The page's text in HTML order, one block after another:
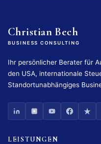
Christian Bech
BUSINESS CONSULTING
Ihr persönlicher Berater für
den USA, internationale
Standortunabhängiges
LEISTUNGEN